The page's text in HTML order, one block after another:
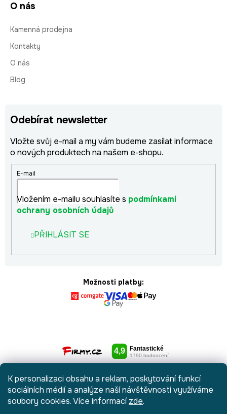
K personalizaci obsahu a reklam, poskytování funkcí
sociálních médií a analýze naší návštěvnosti využíváme
soubory cookies. Více informacízde.
O nás
Kamenná prodejna
Kontakty
O nás
Blog
Odebírat newsletter
Vložte svůj e-mail a my vám budeme zasílat informace
o nových produktech na našem e-shopu.
E-mail
Vložením e-mailu souhlasíte s podmínkami
ochrany osobních údajů
PŘIHLÁSIT SE
Možnosti platby: